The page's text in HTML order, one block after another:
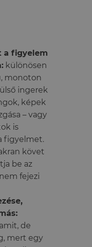
a figyelem
különösen
monoton
ingerek
képek
– vagy
is
figyelmet.
követ
be az
fejezi
de
mert egy